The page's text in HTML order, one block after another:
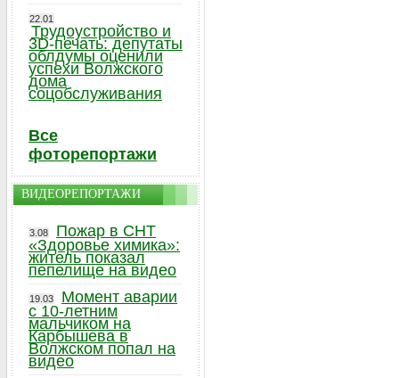
22.01
Трудоустройство и
3D-печать: депутаты
облдумы оценили
успехи Волжского
дома
соцобслуживания
Все
фоторепортажи
ВИДЕОРЕПОРТАЖИ
3.08
Пожар в СНТ
«Здоровье химика»:
житель показал
пепелище на видео
19.03
Момент аварии
с 10-летним
мальчиком на
Карбышева в
Волжском попал на
видео